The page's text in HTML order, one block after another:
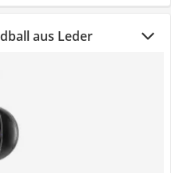
aus Leder